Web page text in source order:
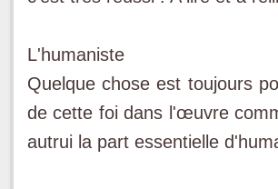
L'humaniste
Quelque chose est toujours
de cette foi dans l'œuvre
autrui la part essentielle